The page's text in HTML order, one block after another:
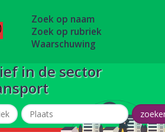
Zoek op naam
Zoek op rubriek
Waarschuwing
in de sector